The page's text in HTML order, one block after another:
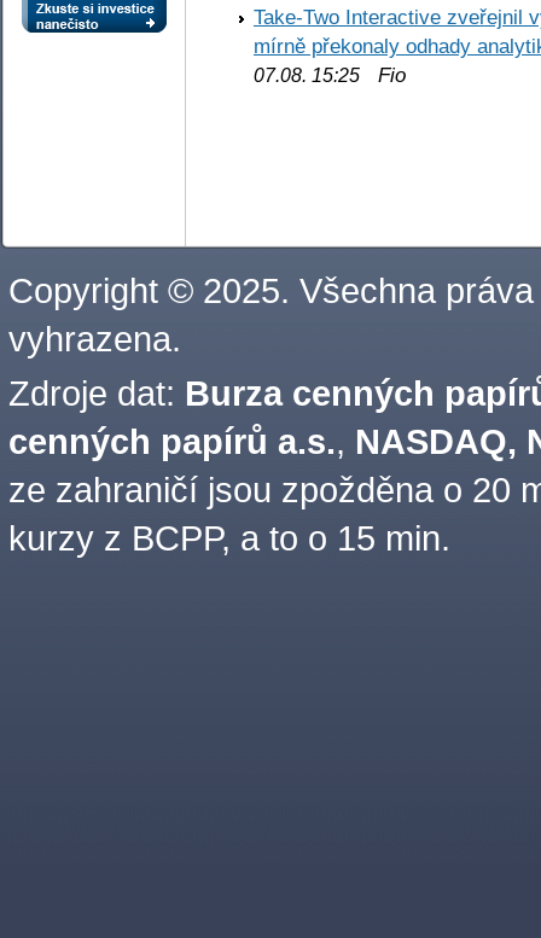
Take-Two Interactive zveřejnil
mírně překonaly odhady
07.08. 15:25 Fio
Copyright © 2025. Všechna práva
vyhrazena.
Zdroje dat: Burza cenných
cenných papírů a.s., NASDAQ,
ze zahraničí jsou zpožděna o 20
kurzy z BCPP, a to o 15 min.